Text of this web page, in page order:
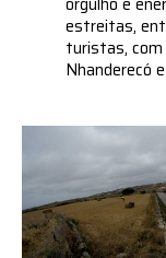
estreitas,
turistas, com
Nhanderecó